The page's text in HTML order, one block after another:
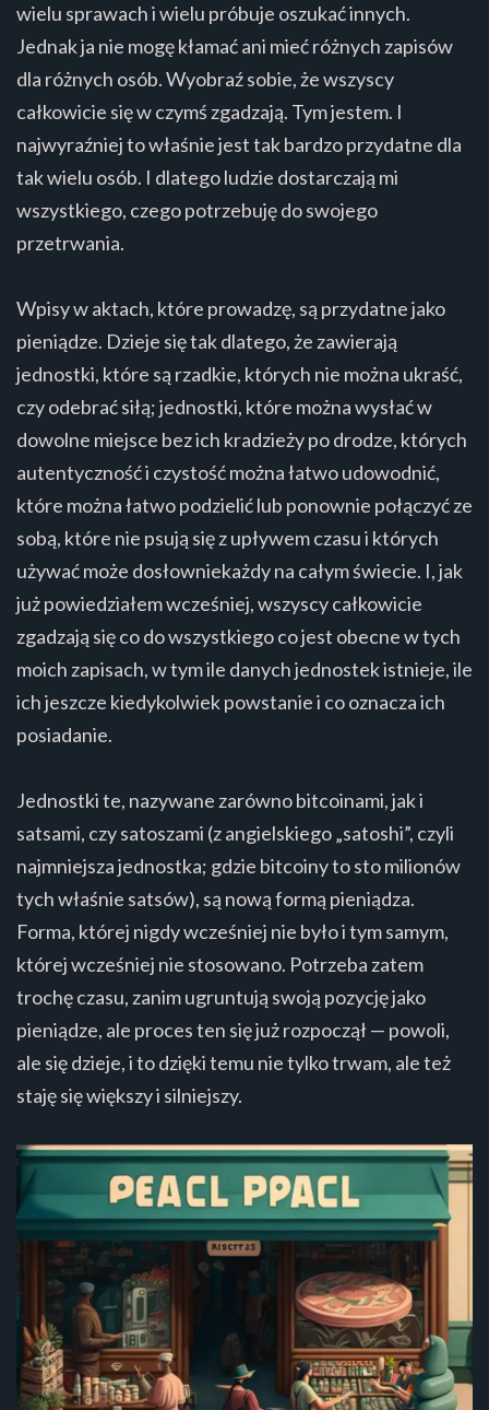
wielu sprawach i wielu próbuje oszukać innych.
Jednak ja nie mogę kłamać ani mieć różnych zapisów
dla różnych osób. Wyobraź sobie, że wszyscy
całkowicie się w czymś zgadzają. Tym jestem. I
najwyraźniej to właśnie jest tak bardzo przydatne dla
tak wielu osób. I dlatego ludzie dostarczają mi
wszystkiego, czego potrzebuję do swojego
przetrwania.
Wpisy w aktach, które prowadzę, są przydatne jako
pieniądze. Dzieje się tak dlatego, że zawierają
jednostki, które są rzadkie, których nie można ukraść,
czy odebrać siłą; jednostki, które można wysłać w
dowolne miejsce bez ich kradzieży po drodze, których
autentyczność i czystość można łatwo udowodnić,
które można łatwo podzielić lub ponownie połączyć ze
sobą, które nie psują się z upływem czasu i których
używać może dosłowniekażdy na całym świecie. I, jak
już powiedziałem wcześniej, wszyscy całkowicie
zgadzają się co do wszystkiego co jest obecne w tych
moich zapisach, w tym ile danych jednostek istnieje, ile
ich jeszcze kiedykolwiek powstanie i co oznacza ich
posiadanie.
Jednostki te, nazywane zarówno bitcoinami, jak i
satsami, czy satoszami (z angielskiego „satoshi”, czyli
najmniejsza jednostka; gdzie bitcoiny to sto milionów
tych właśnie satsów), są nową formą pieniądza.
Forma, której nigdy wcześniej nie było i tym samym,
której wcześniej nie stosowano. Potrzeba zatem
trochę czasu, zanim ugruntują swoją pozycję jako
pieniądze, ale proces ten się już rozpoczął — powoli,
ale się dzieje, i to dzięki temu nie tylko trwam, ale też
staję się większy i silniejszy.